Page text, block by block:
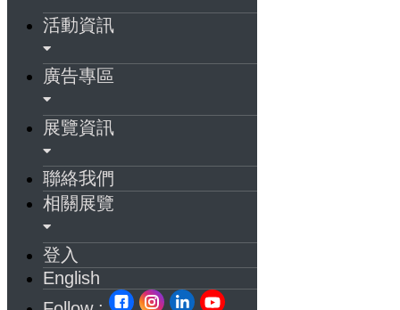
活動資訊
廣告專區
展覽資訊
聯絡我們
相關展覽
登入
English